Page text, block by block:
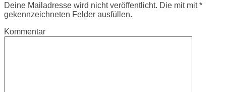
Deine Mailadresse wird nicht veröffentlicht. Die mit mit *
gekennzeichneten Felder ausfüllen.
Kommentar